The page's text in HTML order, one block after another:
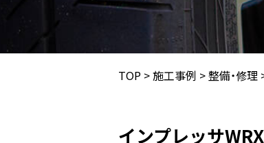
TOP >施工事例 >整備・修理
インプレッサ